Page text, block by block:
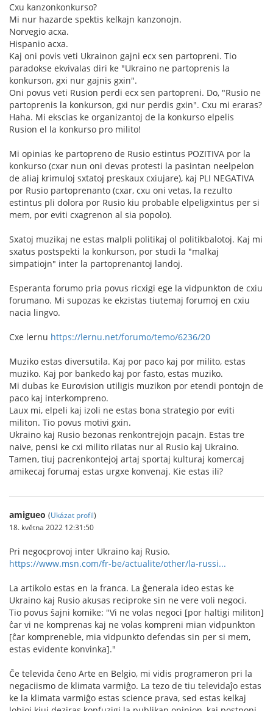
Cxu kanzonkonkurso?
Mi nur hazarde spektis kelkajn kanzonojn.
Norvegio acxa.
Hispanio acxa.
Kaj oni povis veti Ukrainon gajni ecx sen partopreni. Tio
paradokse ekvivalas diri ke "Ukraino ne partoprenis la
konkurson, gxi nur gajnis gxin".
Oni povus veti Rusion perdi ecx sen partopreni. Do, "Rusio ne
partoprenis la konkurson, gxi nur perdis gxin". Cxu mi eraras?
Haha. Mi ekscias ke organizantoj de la konkurso elpelis
Rusion el la konkurso pro milito!
Mi opinias ke partopreno de Rusio estintus POZITIVA por la
konkurso (cxar nun oni devas protesti la pasintan neelpelon
de aliaj krimuloj sxtatoj preskaux cxiujare), kaj PLI NEGATIVA
por Rusio partoprenanto (cxar, cxu oni vetas, la rezulto
estintus pli dolora por Rusio kiu probable elpeligxintus per si
mem, por eviti cxagrenon al sia popolo).
Sxatoj muzikaj ne estas malpli politikaj ol politikbalotoj. Kaj mi
sxatus postspekti la konkurson, por studi la "malkaj
simpatiojn" inter la partoprenantoj landoj.
Esperanta forumo pria povus ricxigi ege la vidpunkton de cxiu
forumano. Mi supozas ke ekzistas tiutemaj forumoj en cxiu
nacia lingvo.
Cxe lernu https://lernu.net/forumo/temo/6236/20
Muziko estas diversutila. Kaj por paco kaj por milito, estas
muziko. Kaj por bankedo kaj por fasto, estas muziko.
Mi dubas ke Eurovision utiligis muzikon por etendi pontojn de
paco kaj interkompreno.
Laux mi, elpeli kaj izoli ne estas bona strategio por eviti
militon. Tio povus motivi gxin.
Ukraino kaj Rusio bezonas renkontrejojn pacajn. Estas tre
naive, pensi ke cxi milito rilatas nur al Rusio kaj Ukraino.
Tamen, tiuj pacrenkontejoj artaj sportaj kulturaj komercaj
amikecaj forumaj estas urgxe konvenaj. Kie estas ili?
amigueo (Ukázat profil)
18. května 2022 12:31:50
Pri negocprovoj inter Ukraino kaj Rusio.
https://www.msn.com/fr-be/actualite/other/la-russi...
La artikolo estas en la franca. La ĝenerala ideo estas ke
Ukraino kaj Rusio akusas reciproke sin ne vere voli negoci.
Tio povus ŝajni komike: "Vi ne volas negoci [por haltigi militon]
ĉar vi ne komprenas kaj ne volas kompreni mian vidpunkton
[ĉar kompreneble, mia vidpunkto defendas sin per si mem,
estas evidente konvinka]."
Ĉe televida ĉeno Arte en Belgio, mi vidis programeron pri la
negaciismo de klimata varmiĝo. La tezo de tiu televidaĵo estas
ke la klimata varmiĝo estas science prava, sed estas kelkaj